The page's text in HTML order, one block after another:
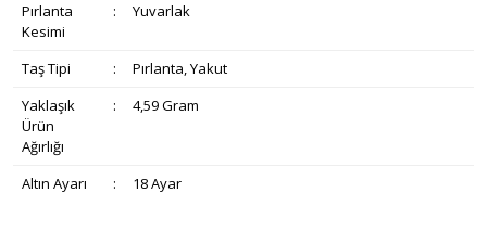
Pırlanta
Kesimi
: Yuvarlak
Taş Tipi :
Pırlanta, Yakut
Yaklaşık
Ürün
Ağırlığı
: 4,59 Gram
Altın Ayarı : 18 Ayar